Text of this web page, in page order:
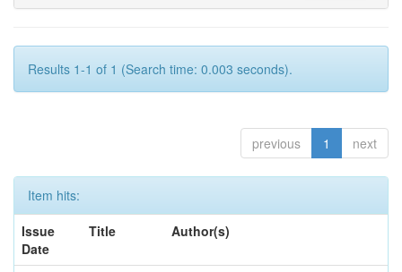
Results 1-1 of 1 (Search time: 0.003 seconds).
previous 1 next
Item hits:
Issue
Date
Title Author(s)